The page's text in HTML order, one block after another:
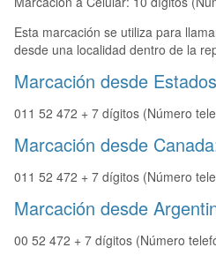
Esta marcación se utiliza para
desde una localidad dentro de la
Marcación desde
011 52 472 + 7 dígitos (Número
Marcación desde
011 52 472 + 7 dígitos (Número
Marcación desde
00 52 472 + 7 dígitos (Número